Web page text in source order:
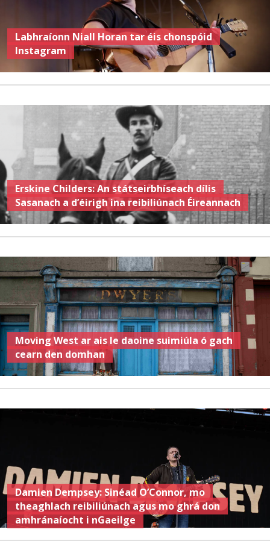
Labhraíonn Niall Horan tar éis chonspóid
Instagram
Erskine Childers: An státseirbhíseach dílis
Sasanach a d’éirigh ina reibiliúnach Éireannach
Moving West ar ais le daoine suimiúla ó gach
cearn den domhan
Damien Dempsey: Sinéad O’Connor, mo
theaghlach reibiliúnach agus mo ghrá don
amhránaíocht i nGaeilge